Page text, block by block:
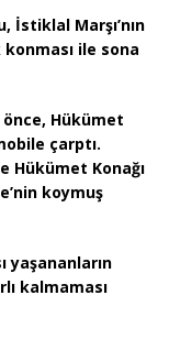
Marşı’nın
ile sona
Hükümet
çarptı.
Hükümet Konağı
koymuş
yaşananların
kalmaması